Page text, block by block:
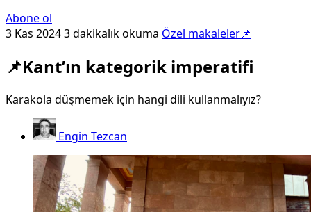
Abone ol
3 Kas 20243 dakikalık okuma Özel makaleler📌
📌Kant’ın kategorik imperatifi
Karakola düşmemek için hangi dili kullanmalıyız?
Engin Tezcan